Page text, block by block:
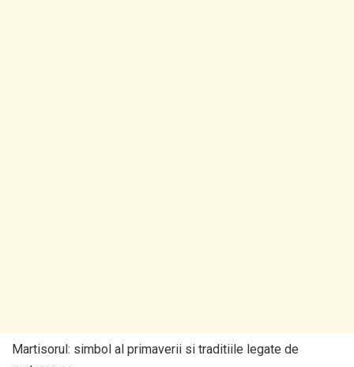
Martisorul: simbol al primaverii si traditiile legate de